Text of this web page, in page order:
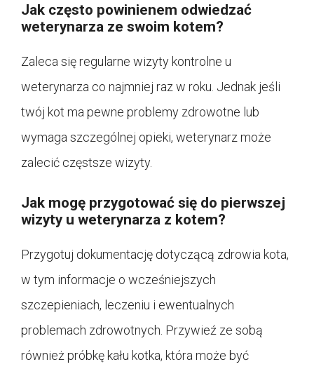
Jak często powinienem odwiedzać
weterynarza ze swoim kotem?
Zaleca się regularne wizyty kontrolne u
weterynarza co najmniej raz w roku. Jednak jeśli
twój kot ma pewne problemy zdrowotne lub
wymaga szczególnej opieki, weterynarz może
zalecić częstsze wizyty.
Jak mogę przygotować się do pierwszej
wizyty u weterynarza z kotem?
Przygotuj dokumentację dotyczącą zdrowia kota,
w tym informacje o wcześniejszych
szczepieniach, leczeniu i ewentualnych
problemach zdrowotnych. Przywieź ze sobą
również próbkę kału kotka, która może być